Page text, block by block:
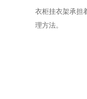
衣柜挂衣架承担
理方法。